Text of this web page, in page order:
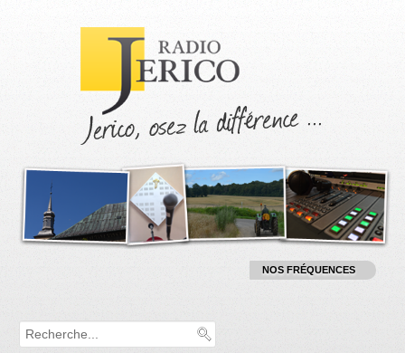
NOS FRÉQUENCES